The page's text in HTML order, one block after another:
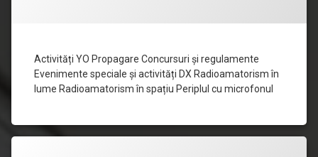
Activități YO Propagare Concursuri și regulamente
Evenimente speciale și activități DX Radioamatorism în
lume Radioamatorism în spațiu Periplul cu microfonul